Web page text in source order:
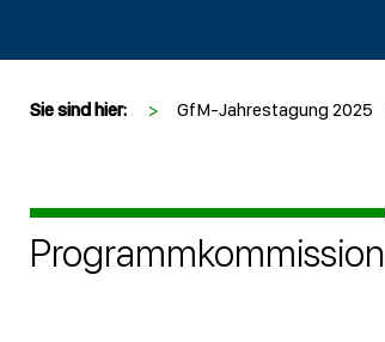
Sie sind hier: > GfM-Jahrestagung 2025
Programmkommission